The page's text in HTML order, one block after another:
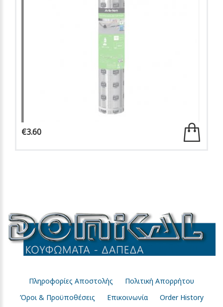
€3.60
Πληροφορίες Αποστολής
Πολιτική Απορρήτου
Όροι & Προϋποθέσεις
Επικοινωνία Order History